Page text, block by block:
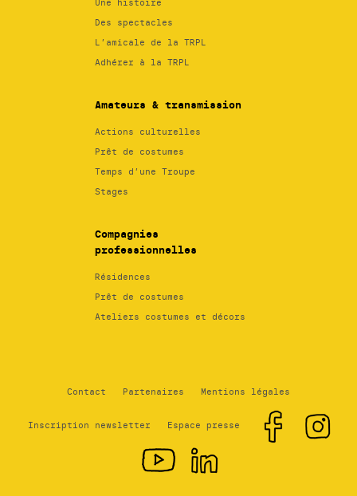
Une histoire
Des spectacles
L’amicale de la TRPL
Adhérer à la TRPL
Amateurs & transmission
Actions culturelles
Prêt de costumes
Temps d’une Troupe
Stages
Compagnies
professionnelles
Résidences
Prêt de costumes
Ateliers costumes et décors
Contact Partenaires Mentions légales
Inscription newsletter Espace presse